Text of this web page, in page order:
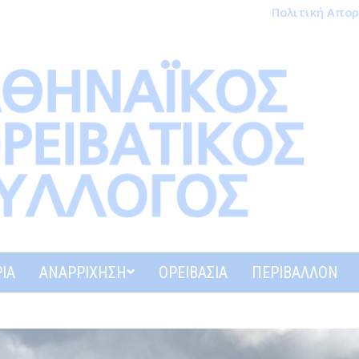
Πολιτική
ΑΝΑΡΡΊΧΗΣΗ ΟΡΕΙΒΑΣΊΑ ΠΕΡΙΒΆΛΛΟΝ